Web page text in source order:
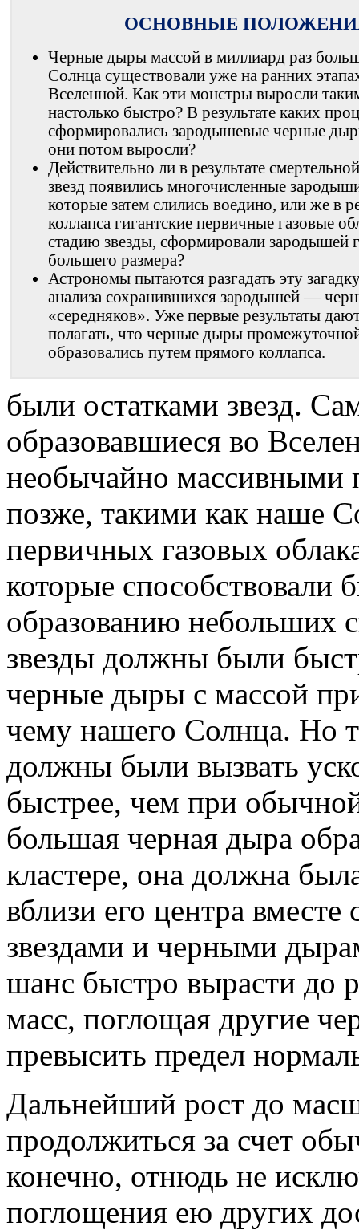
ОСНОВНЫЕ
Черные дыры массой в миллиард раз
Солнца существовали уже на ранних
Вселенной. Как эти монстры выросли
настолько быстро? В результате каких
сформировались зародышевые черные
они потом выросли?
Действительно ли в результате
звезд появились многочисленные
которые затем слились воедино, или же в
коллапса гигантские первичные газовые
стадию звезды, сформировали зародышей
большего размера?
Астрономы пытаются разгадать эту
анализа сохранившихся зародышей —
«середняков». Уже первые результаты
полагать, что черные дыры
образовались путем прямого коллапса.
были остатками звезд.
образовавшиеся во
необычайно массивными
позже, такими как наше
первичных газовых
которые способствовали
образованию небольших
звезды должны были
черные дыры с массой
чему нашего Солнца. Но
должны были вызвать
быстрее, чем при
большая черная дыра
кластере, она должна
вблизи его центра
звездами и черными
шанс быстро вырасти до
масс, поглощая другие
превысить предел
Дальнейший рост до
продолжиться за счет
конечно, отнюдь не
поглощения ею других